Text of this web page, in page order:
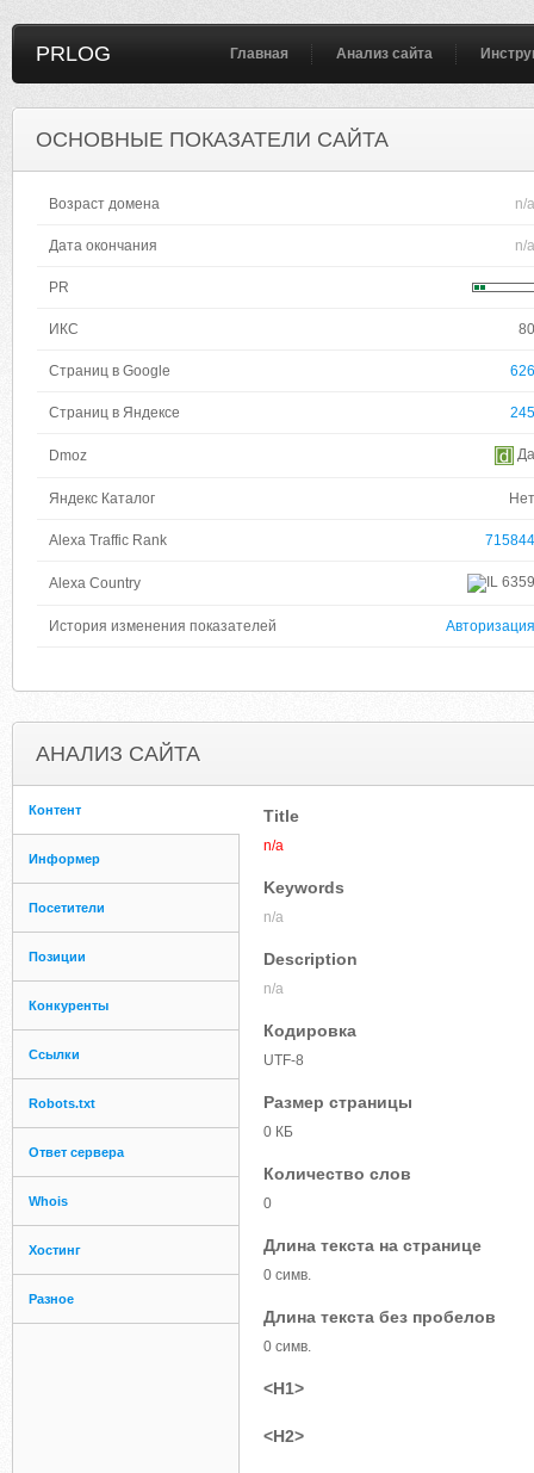
PRLOG Главная Анализ сайта
ОСНОВНЫЕ ПОКАЗАТЕЛИ САЙТА
Возраст домена n/a
Дата окончания n/a
PR
ИКС 80
Страниц в Google 626
Страниц в Яндексе 245
Dmoz Да
Яндекс Каталог Нет
Alexa Traffic Rank 715844
Alexa Country 6359
История изменения показателей Авторизация
АНАЛИЗ САЙТА
Контент
Информер
Посетители
Позиции
Конкуренты
Ссылки
Robots.txt
Ответ сервера
Whois
Хостинг
Разное
Title
n/a
Keywords
n/a
Description
n/a
Кодировка
UTF-8
Размер страницы
0 КБ
Количество слов
0
Длина текста на странице
0 симв.
Длина текста без пробелов
0 симв.
<H1>
<H2>